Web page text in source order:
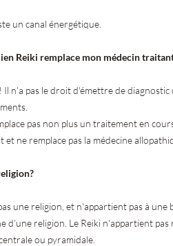
un canal énergétique.
Reiki remplace mon médecin
Il n'a pas le droit d'émettre de diagnostic
pas non plus un traitement en
et ne remplace pas la médecine
une religion, et n'appartient pas à une
d'une religion. Le Reiki n'appartient pas
ou pyramidale.